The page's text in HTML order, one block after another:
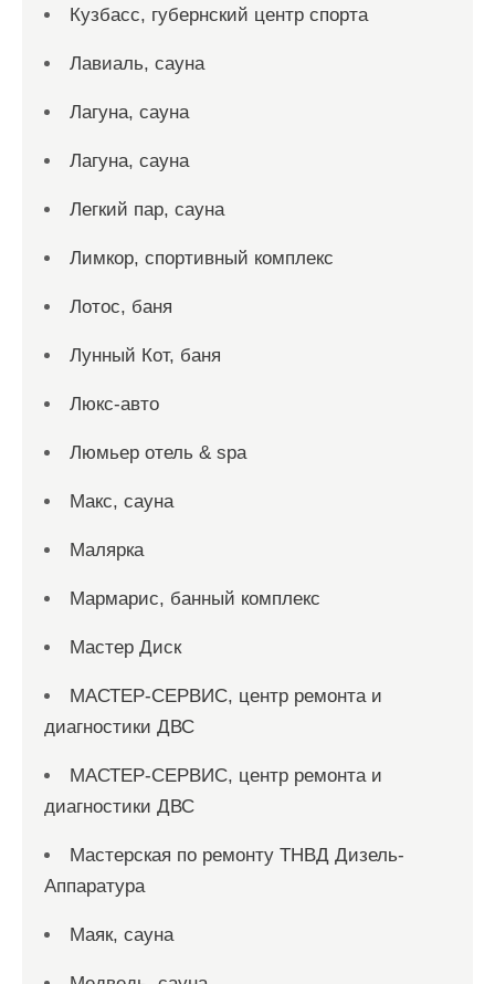
Кузбасс, губернский центр спорта
Лавиаль, сауна
Лагуна, сауна
Лагуна, сауна
Легкий пар, сауна
Лимкор, спортивный комплекс
Лотос, баня
Лунный Кот, баня
Люкс-авто
Люмьер отель & spa
Макс, сауна
Малярка
Мармарис, банный комплекс
Мастер Диск
МАСТЕР-СЕРВИС, центр ремонта и
диагностики ДВС
МАСТЕР-СЕРВИС, центр ремонта и
диагностики ДВС
Мастерская по ремонту ТНВД Дизель-
Аппаратура
Маяк, сауна